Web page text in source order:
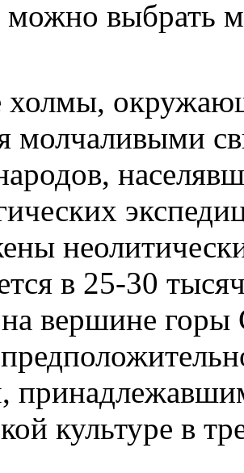
можно выбрать
холмы,
молчаливыми
в 25-30
вершине горы
культуре в